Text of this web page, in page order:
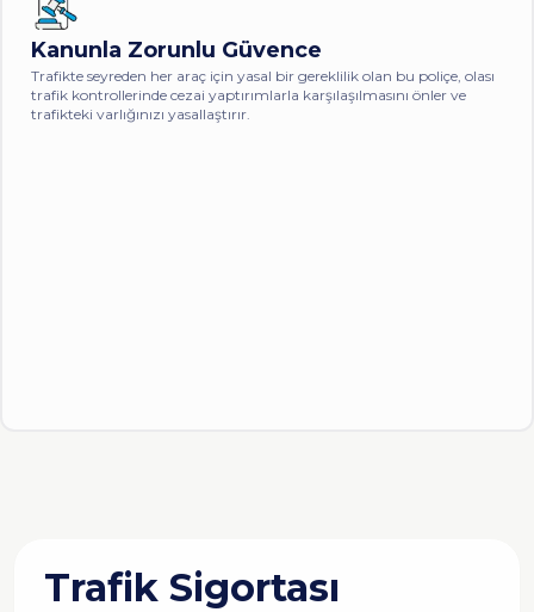
Kanunla Zorunlu Güvence
Trafikte seyreden her araç için yasal bir gereklilik olan bu poliçe, olası
trafik kontrollerinde cezai yaptırımlarla karşılaşılmasını önler ve
trafikteki varlığınızı yasallaştırır.
Trafik Sigortası